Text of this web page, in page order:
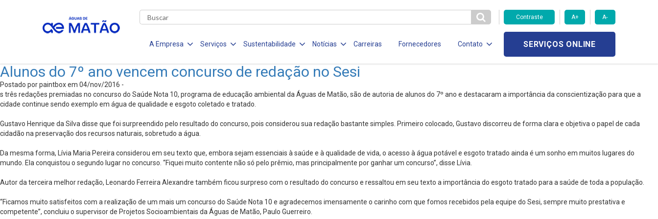
Contraste A+ A-
A Empresa Serviços Sustentabilidade Notícias Carreiras Fornecedores Contato SERVIÇOS ONLINE
Alunos do 7º ano vencem concurso de redação no Sesi
Postado por paintbox em 04/nov/2016 -
s três redações premiadas no concurso do Saúde Nota 10, programa de educação ambiental da Águas de Matão, são de autoria de alunos do 7º ano e destacaram a importância da conscientização para que a
cidade continue sendo exemplo em água de qualidade e esgoto coletado e tratado.
Gustavo Henrique da Silva disse que foi surpreendido pelo resultado do concurso, pois considerou sua redação bastante simples. Primeiro colocado, Gustavo discorreu de forma clara e objetiva o papel de cada
cidadão na preservação dos recursos naturais, sobretudo a água.
Da mesma forma, Lívia Maria Pereira considerou em seu texto que, embora sejam essenciais à saúde e à qualidade de vida, o acesso à água potável e esgoto tratado ainda é um sonho em muitos lugares do
mundo. Ela conquistou o segundo lugar no concurso. “Fiquei muito contente não só pelo prêmio, mas principalmente por ganhar um concurso”, disse Lívia.
Autor da terceira melhor redação, Leonardo Ferreira Alexandre também ficou surpreso com o resultado do concurso e ressaltou em seu texto a importância do esgoto tratado para a saúde de toda a população.
“Ficamos muito satisfeitos com a realização de um mais um concurso do Saúde Nota 10 e agradecemos imensamente o carinho com que fomos recebidos pela equipe do Sesi, sempre muito prestativa e
competente”, concluiu o supervisor de Projetos Socioambientais da Águas de Matão, Paulo Guerreiro.